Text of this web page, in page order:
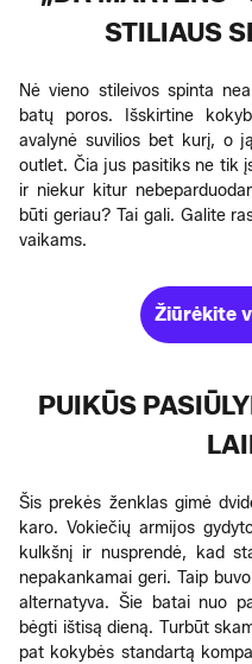
STILIAUS
Nė vieno stileivos spinta
batų poros. Išskirtine
avalynė suvilios bet kurį, o
outlet. Čia jus pasitiks ne tik
ir niekur kitur
būti geriau? Tai gali. Galite
vaikams.
Žiūrėkite
PUIKŪS
Šis prekės ženklas gimė
karo. Vokiečių armijos
kulkšnį ir nusprendė, kad
nepakankamai geri. Taip
alternatyva. Šie batai nuo
bėgti ištisą dieną. Turbūt
pat kokybės standartą